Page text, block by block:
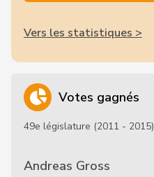
Vers les statistiques >
Votes gagnés
49e législature (2011 - 2015)
Andreas Gross